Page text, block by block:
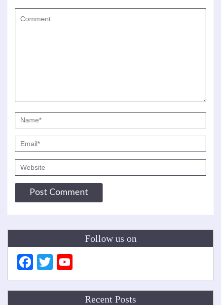
Follow us on
Facebook
Twitter
Channel
Recent Posts